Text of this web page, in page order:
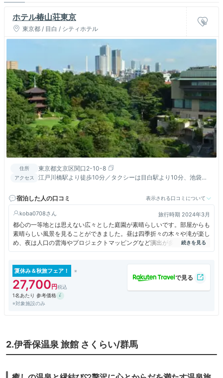
ホテル椿山荘東京
東京都 / 目白 / シティホテル
住所 東京都文京区関口2-10-8
アクセス
江戸川橋駅より徒歩10分／タクシーは目白駅より10分、池袋
宿泊した人の口コミ
表示される口コミについて
koba0708 旅行時期 2024年3月
都心の一等地とは思えない広々とした庭園が素晴らしいです。部屋からも
素晴らしい風景を見ることができました。昼は四季折々の木々や滝が楽し
め、夜は人口の雲海やプロジェクトマッピングなど演出が多彩です。部屋
も広くてとてもおしゃれでした。
夏休み＆秋旅フェア！
27,700
1名あたり 参考価格
※対象施設のみ
2.伊香保温泉 旅館 さくらい/群馬